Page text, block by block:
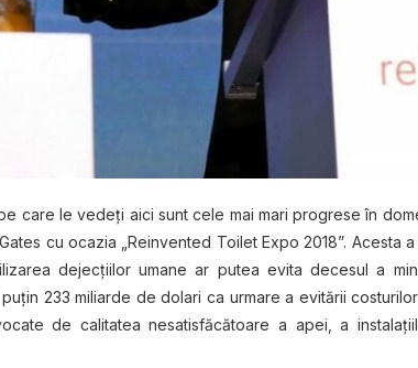
care le vedeţi aici sunt cele mai mari progrese în
cu ocazia „Reinvented Toilet Expo 2018”.
dejecţiilor umane ar putea evita decesul a
233 miliarde de dolari ca urmare a evitării
de calitatea nesatisfăcătoare a apei, a